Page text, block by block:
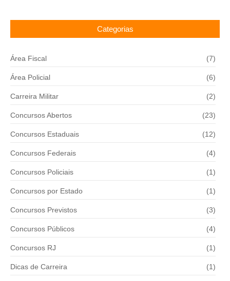
Categorias
Área Fiscal (7)
Área Policial (6)
Carreira Militar (2)
Concursos Abertos (23)
Concursos Estaduais (12)
Concursos Federais (4)
Concursos Policiais (1)
Concursos por Estado (1)
Concursos Previstos (3)
Concursos Públicos (4)
Concursos RJ (1)
Dicas de Carreira (1)